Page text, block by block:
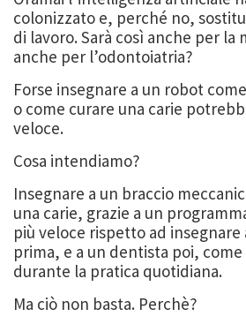
colonizzato e, perché no,
di lavoro. Sarà così anche per la
anche per l’odontoiatria?
Forse insegnare a un robot
o come curare una carie
veloce.
Cosa intendiamo?
Insegnare a un braccio
una carie, grazie a un
più veloce rispetto ad
prima, e a un dentista poi,
durante la pratica quotidiana.
Ma ciò non basta. Perchè?